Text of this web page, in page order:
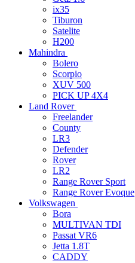
ix35
Tiburon
Satelite
H200
Mahindra
Bolero
Scorpio
XUV 500
PICK UP 4X4
Land Rover
Freelander
County
LR3
Defender
Rover
LR2
Range Rover Sport
Range Rover Evoque
Volkswagen
Bora
MULTIVAN TDI
Passat VR6
Jetta 1.8T
CADDY